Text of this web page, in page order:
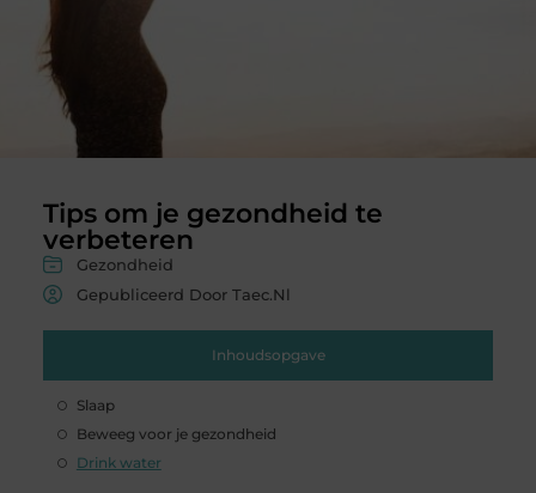
Tips om je gezondheid te
verbeteren
Gezondheid
Gepubliceerd Door Taec.nl
Inhoudsopgave
Slaap
Beweeg voor je gezondheid
Drink water